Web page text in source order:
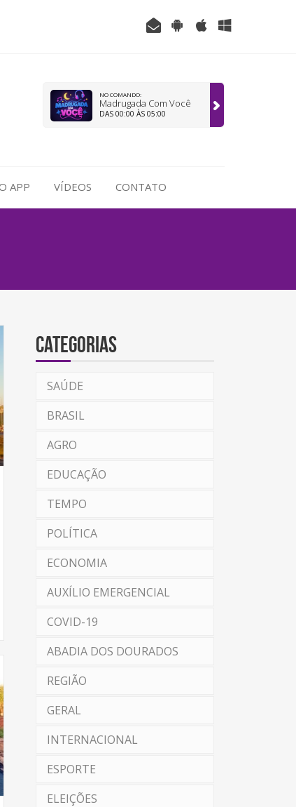
NO COMANDO:
Madrugada Com Você
DAS 00:00 ÀS 05:00
APP VÍDEOS CONTATO
Categorias
SAÚDE
BRASIL
AGRO
EDUCAÇÃO
TEMPO
POLÍTICA
ECONOMIA
AUXÍLIO EMERGENCIAL
COVID-19
ABADIA DOS DOURADOS
REGIÃO
GERAL
INTERNACIONAL
ESPORTE
ELEIÇÕES